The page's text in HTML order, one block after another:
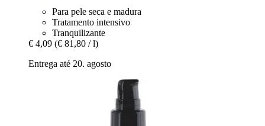
Para pele seca e madura
Tratamento intensivo
Tranquilizante
€ 4,09 (€ 81,80 / l)
Entrega até 20. agosto